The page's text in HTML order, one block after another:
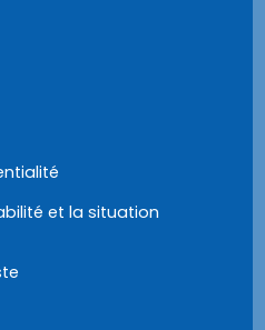
et la situation